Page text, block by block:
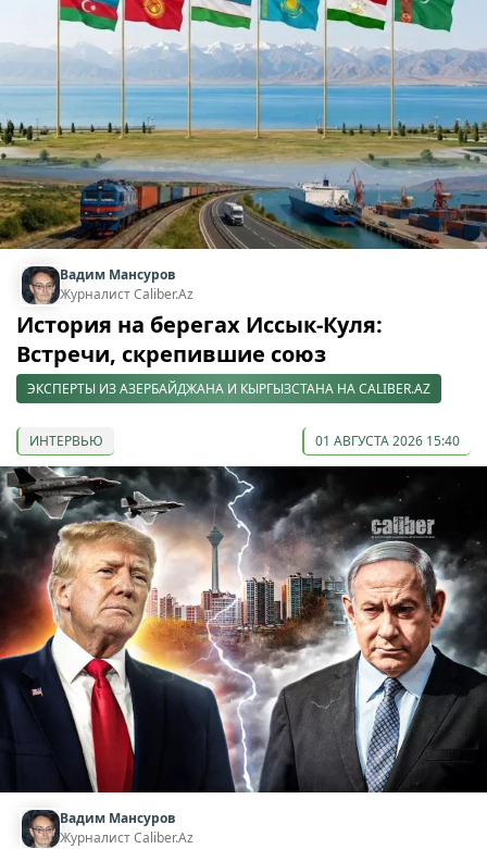
Вадим Мансуров
Журналист Caliber.Az
История на берегах Иссык-Куля:
Встречи, скрепившие союз
ЭКСПЕРТЫ ИЗ АЗЕРБАЙДЖАНА И КЫРГЫЗСТАНА НА CALIBER.AZ
ИНТЕРВЬЮ 01 АВГУСТА 2026 15:40
Вадим Мансуров
Журналист Caliber.Az